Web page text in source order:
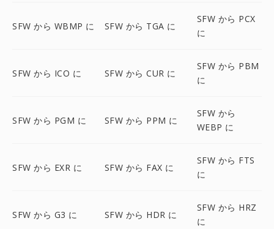
SFW から WBMP に SFW から TGA に
SFW から PCX
に
SFW から ICO に SFW から CUR に
SFW から PBM
に
SFW から PGM に SFW から PPM に
SFW から
WEBP に
SFW から EXR に SFW から FAX に
SFW から FTS
に
SFW から G3 に SFW から HDR に
SFW から HRZ
に